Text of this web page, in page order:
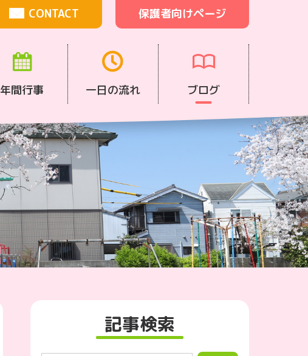
CONTACT 保護者向けページ
年間行事 一日の流れ ブログ
記事検索